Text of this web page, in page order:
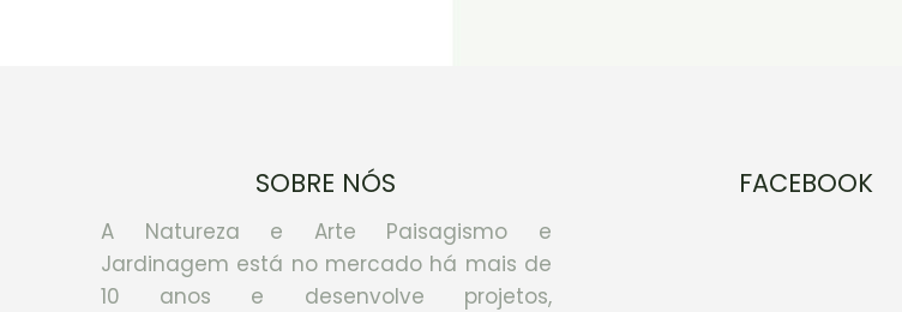
SOBRE NÓS
A Natureza e Arte Paisagismo e
Jardinagem está no mercado há mais de
10 anos e desenvolve projetos,
FACEBOOK